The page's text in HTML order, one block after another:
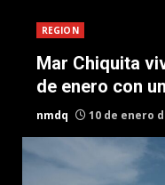
REGION
Mar Chiquita
de enero con
nmdq 10 de enero